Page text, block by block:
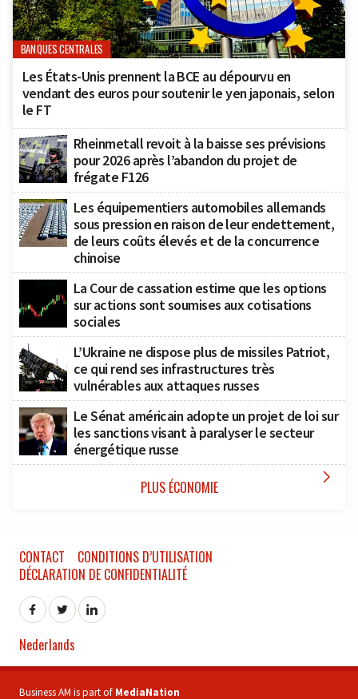
BANQUES CENTRALES
Les États-Unis prennent la BCE au dépourvu en
vendant des euros pour soutenir le yen japonais, selon
le FT
Rheinmetall revoit à la baisse ses prévisions
pour 2026 après l’abandon du projet de
frégate F126
Les équipementiers automobiles allemands
sous pression en raison de leur endettement,
de leurs coûts élevés et de la concurrence
chinoise
La Cour de cassation estime que les options
sur actions sont soumises aux cotisations
sociales
L’Ukraine ne dispose plus de missiles Patriot,
ce qui rend ses infrastructures très
vulnérables aux attaques russes
Le Sénat américain adopte un projet de loi sur
les sanctions visant à paralyser le secteur
énergétique russe
PLUS ÉCONOMIE 
CONTACT
CONDITIONS D’UTILISATION
DÉCLARATION DE CONFIDENTIALITÉ
Nederlands
Business AM is part of MediaNation